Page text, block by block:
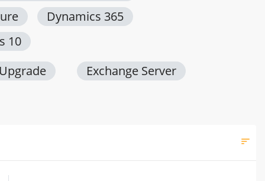
Dynamics 365
Exchange Server
10
sort